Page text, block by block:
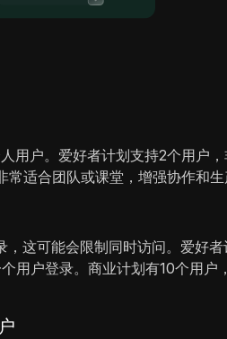
用户。爱好者计划支持2个用户
适合团队或课堂，增强协作和生
这可能会限制同时访问。爱好
用户登录。商业计划有10个用